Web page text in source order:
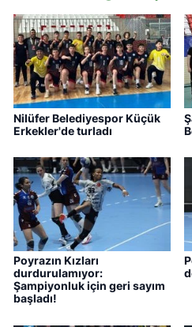
Nilüfer Belediyespor Küçük
Erkekler'de turladı
Poyrazın Kızları
durdurulamıyor:
Şampiyonluk için geri sayım
başladı!